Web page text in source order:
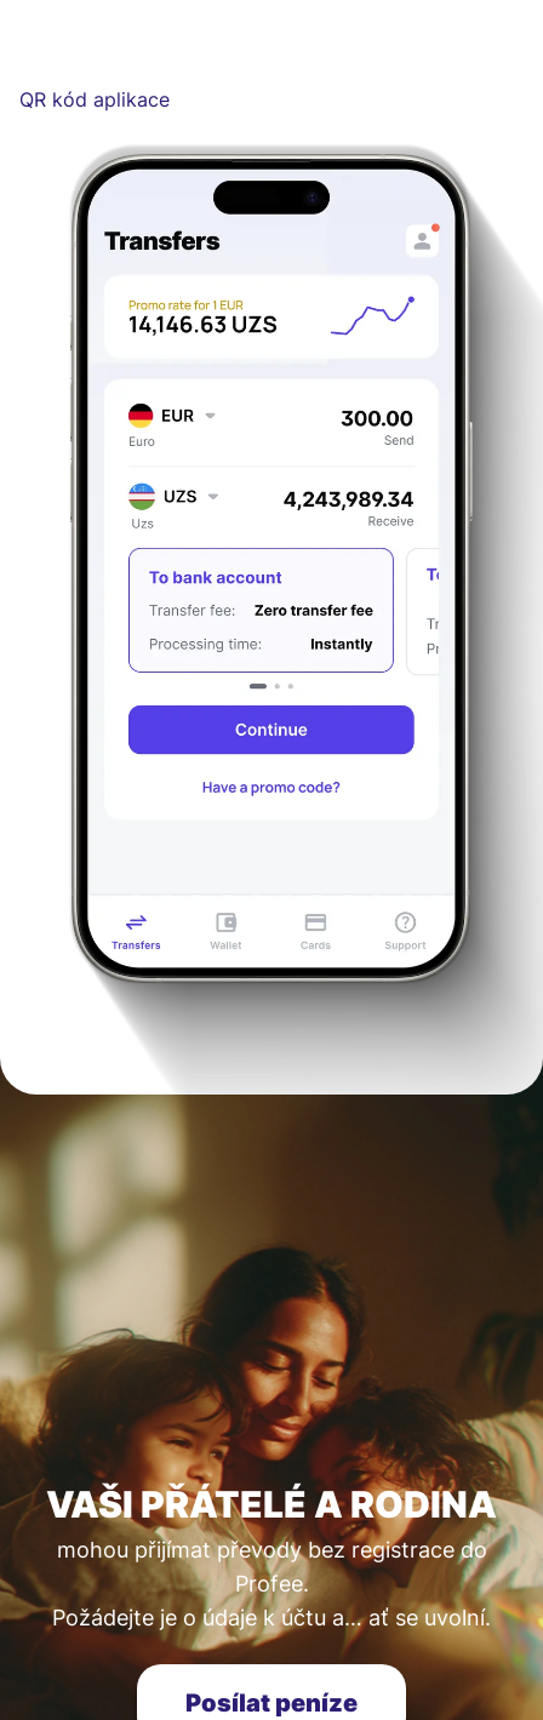
QR kód aplikace
VAŠI PŘÁTELÉ A RODINA
mohou přijímat převody bez registrace do
Profee.
Požádejte je o údaje k účtu a… ať se uvolní.
Posílat peníze